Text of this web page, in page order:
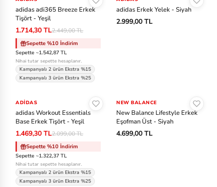
ll
N
e
w
B
an
ce
Ni
ke
A
cc
adidas adi365 Breeze Erkek
Tişört - Yeşil
1.714,30 TL2.449,00 TL
Sepette %10 İndirim
Sepette ~1.542,87 TL
Nihai tutar sepette hesaplanır.
Kampanyalı 2 ürün Ekstra %15
Kampanyalı 3 ürün Ekstra %25
adidas Erkek Yelek - Siyah
2.999,00 TL
-%30
ADIDAS
adidas Workout Essentials
Base Erkek Tişört - Yeşil
1.469,30 TL2.099,00 TL
Sepette %10 İndirim
Sepette ~1.322,37 TL
Nihai tutar sepette hesaplanır.
Kampanyalı 2 ürün Ekstra %15
Kampanyalı 3 ürün Ekstra %25
NEW BALANCE
New Balance Lifestyle Erkek
Eşofman Üst - Siyah
4.699,00 TL